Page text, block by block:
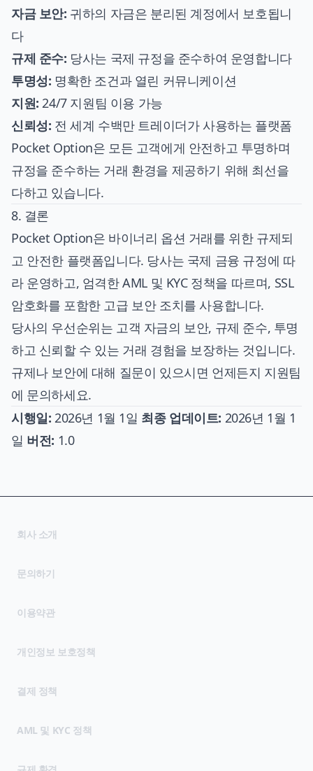
자금 보안: 귀하의 자금은 분리된 계정에서 보호됩니
다
규제 준수: 당사는 국제 규정을 준수하여 운영합니다
투명성: 명확한 조건과 열린 커뮤니케이션
지원: 24/7 지원팀 이용 가능
신뢰성: 전 세계 수백만 트레이더가 사용하는 플랫폼
Pocket Option은 모든 고객에게 안전하고 투명하며
규정을 준수하는 거래 환경을 제공하기 위해 최선을
다하고 있습니다.
8. 결론
Pocket Option은 바이너리 옵션 거래를 위한 규제되
고 안전한 플랫폼입니다. 당사는 국제 금융 규정에 따
라 운영하고, 엄격한 AML 및 KYC 정책을 따르며, SSL
암호화를 포함한 고급 보안 조치를 사용합니다.
당사의 우선순위는 고객 자금의 보안, 규제 준수, 투명
하고 신뢰할 수 있는 거래 경험을 보장하는 것입니다.
규제나 보안에 대해 질문이 있으시면 언제든지 지원팀
에 문의하세요.
시행일: 2026년 1월 1일 최종 업데이트: 2026년 1월 1
일 버전: 1.0
회사 소개
문의하기
이용약관(opens in new tab)
개인정보 보호정책
결제 정책
AML 및 KYC 정책